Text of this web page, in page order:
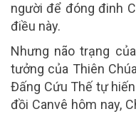
người để đóng đinh
điều này.
Nhưng não trạng
tưởng của Thiên
Đấng Cứu Thế tự
đồi Canvê hôm nay,